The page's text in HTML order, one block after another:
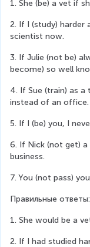
1. She (be) a vet if
2. If I (study) harder
scientist now.
3. If Julie (not be)
become) so well
4. If Sue (train) as a
instead of an office.
5. If I (be) you, I
6. If Nick (not get)
business.
7. You (not pass)
Правильные ответы:
1. She would be a
2. If I had studied